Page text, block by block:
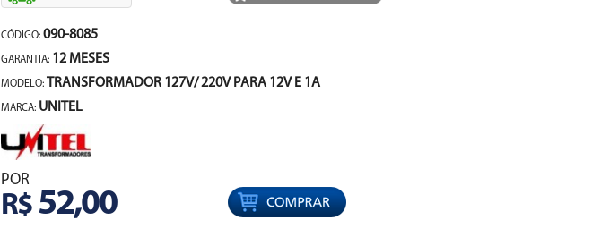
CÓDIGO: 090-8085
GARANTIA: 12 MESES
MODELO: TRANSFORMADOR 127V/ 220V PARA 12V E 1A
MARCA: UNITEL
POR
R$52,00